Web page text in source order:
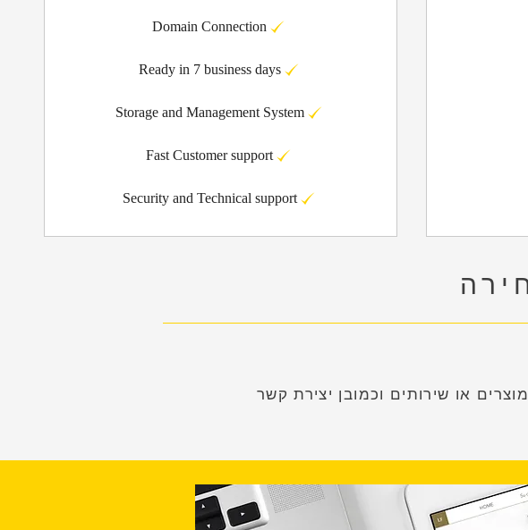
Domain Connection
Ready in 7 business days
Storage and Management System
Fast Customer support
Security and Technical support
או שירותים וכמובן יצירת קשר